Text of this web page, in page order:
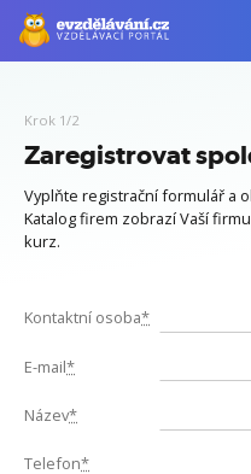
Krok 1/2
Zaregistrovat
Vyplňte registrační formulář a
Katalog firem zobrazí Vaší
kurz.
Kontaktní osoba*
E-mail*
Název*
Telefon*